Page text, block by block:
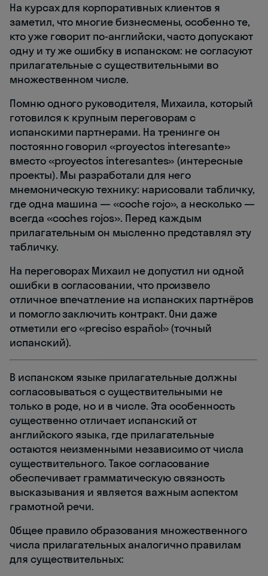
На курсах для корпоративных клиентов я
заметил, что многие бизнесмены, особенно те,
кто уже говорит по-английски, часто допускают
одну и ту же ошибку в испанском: не согласуют
прилагательные с существительными во
множественном числе.
Помню одного руководителя, Михаила, который
готовился к крупным переговорам с
испанскими партнерами. На тренинге он
постоянно говорил «proyectos interesante»
вместо «proyectos interesantes» (интересные
проекты). Мы разработали для него
мнемоническую технику: нарисовали табличку,
где одна машина — «coche rojo», а несколько —
всегда «coches rojos». Перед каждым
прилагательным он мысленно представлял эту
табличку.
На переговорах Михаил не допустил ни одной
ошибки в согласовании, что произвело
отличное впечатление на испанских партнёров
и помогло заключить контракт. Они даже
отметили его «preciso español» (точный
испанский).
В испанском языке прилагательные должны
согласовываться с существительными не
только в роде, но и в числе. Эта особенность
существенно отличает испанский от
английского языка, где прилагательные
остаются неизменными независимо от числа
существительного. Такое согласование
обеспечивает грамматическую связность
высказывания и является важным аспектом
грамотной речи.
Общее правило образования множественного
числа прилагательных аналогично правилам
для существительных: